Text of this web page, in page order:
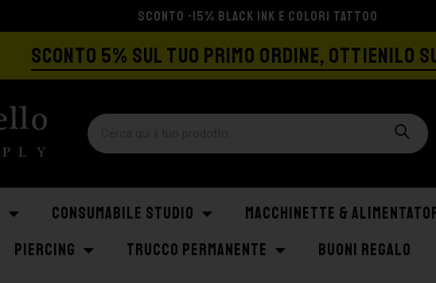
SCONTO -15% BLACK INK E COLORI TATTOO
SCONTO 5% SUL TUO PRIMO ORDINE, OTTIENILO
CONSUMABILE STUDIO
MACCHINETTE &
PIERCING
TRUCCO PERMANENTE BUONI REGALO